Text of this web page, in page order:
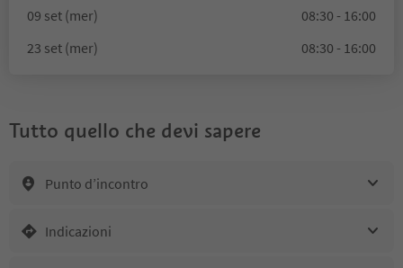
09 set (mer)
08:30 - 16:00
23 set (mer)
08:30 - 16:00
Tutto quello che devi sapere
Punto d’incontro
Indicazioni